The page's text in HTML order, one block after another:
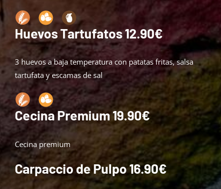
Huevos Tartufatos 12.90€
3 huevos a baja temperatura con patatas fritas, salsa
tartufata y escamas de sal
Cecina Premium 19.90€
Cecina premium
Carpaccio de Pulpo 16.90€